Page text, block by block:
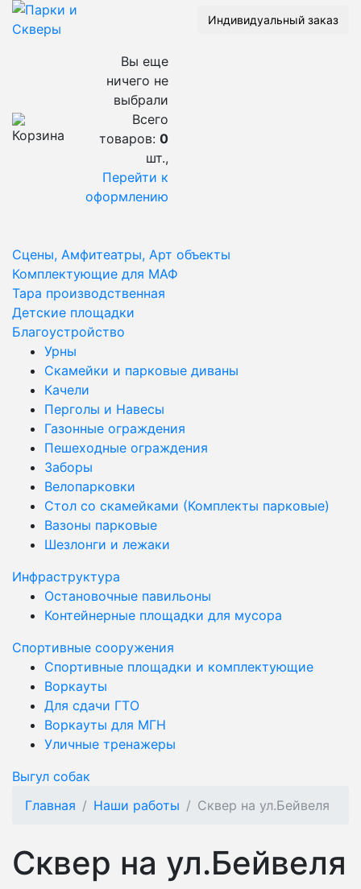
Индивидуальный заказ
Вы еще
ничего не
выбрали
Всего
товаров: 0
шт.,
Перейти к
оформлению
Сцены, Амфитеатры, Арт объекты
Комплектующие для МАФ
Тара производственная
Детские площадки
Благоустройство
Урны
Скамейки и парковые диваны
Качели
Перголы и Навесы
Газонные ограждения
Пешеходные ограждения
Заборы
Велопарковки
Стол со скамейками (Комплекты парковые)
Вазоны парковые
Шезлонги и лежаки
Инфраструктура
Остановочные павильоны
Контейнерные площадки для мусора
Спортивные сооружения
Спортивные площадки и комплектующие
Воркауты
Для сдачи ГТО
Воркауты для МГН
Уличные тренажеры
Выгул собак
Главная
Наши работы Сквер на ул.Бейвеля
Сквер на ул.Бейвеля